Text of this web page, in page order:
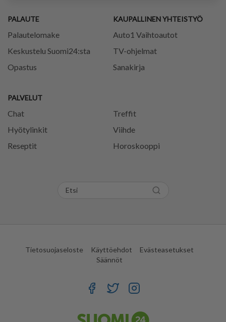
PALAUTE
Palautelomake
Keskustelu Suomi24:sta
Opastus
PALVELUT
Chat
Treffit
Hyötylinkit
Viihde
Reseptit
Horoskooppi
KAUPALLINEN YHTEISTYÖ
Auto1 Vaihtoautot
TV-ohjelmat
Sanakirja
Tietosuojaseloste Käyttöehdot
Evästeasetukset
Säännöt